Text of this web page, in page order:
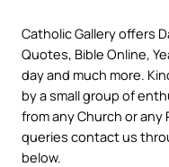
Catholic Gallery offers
Quotes, Bible Online,
day and much more.
by a small group of
from any Church or any
queries contact us
below.